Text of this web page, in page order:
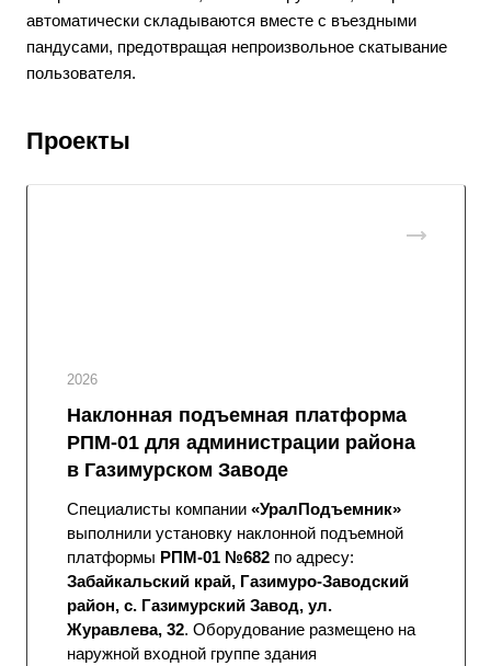
автоматически складываются вместе с въездными
пандусами, предотвращая непроизвольное скатывание
пользователя.
Проекты
2026
Наклонная подъемная платформа
РПМ-01 для администрации района
в Газимурском Заводе
Специалисты компании «УралПодъемник»
выполнили установку наклонной подъемной
платформы РПМ-01 №682 по адресу:
Забайкальский край, Газимуро-Заводский
район, с. Газимурский Завод, ул.
Журавлева, 32. Оборудование размещено на
наружной входной группе здания